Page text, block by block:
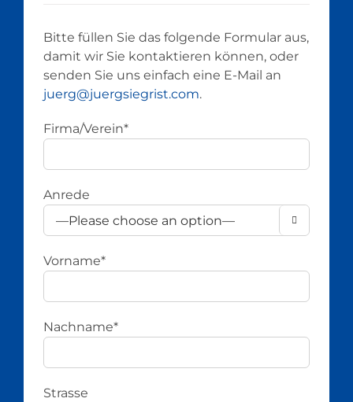
Bitte füllen Sie das folgende Formular aus,
damit wir Sie kontaktieren können, oder
senden Sie uns einfach eine E-Mail an
juerg@juergsiegrist.com.
Firma/Verein*
Anrede

Vorname*
Nachname*
Strasse